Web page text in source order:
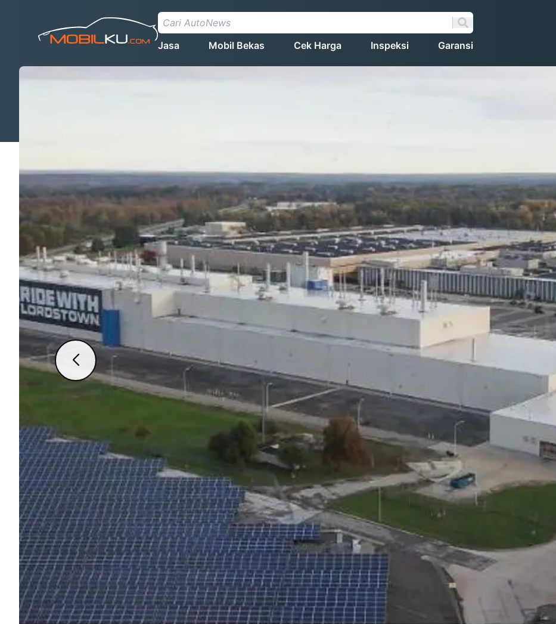
Jasa Mobil Bekas Cek Harga Inspeksi Garansi